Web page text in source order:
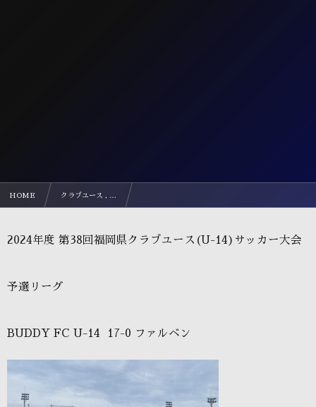
HOME クラブユース , …
2024年度 第38回福岡県クラブユース(U-14)サッカー大会
予選リーグ
BUDDY FC U-14 17-0 ファルベン